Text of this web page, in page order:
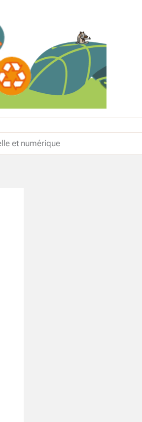
et numérique